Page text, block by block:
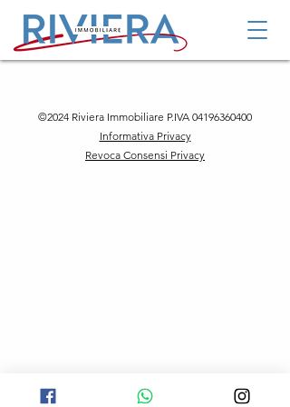
©2024 Riviera Immobiliare P.IVA 04196360400
Informativa Privacy
Revoca Consensi Privacy